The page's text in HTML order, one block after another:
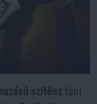
szítész tűnt